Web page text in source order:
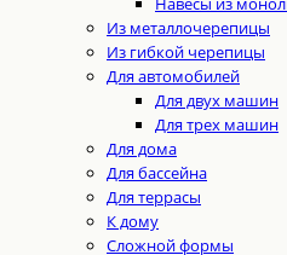
Из металлочерепицы
Из гибкой черепицы
Для автомобилей
Для двух машин
Для трех машин
Для дома
Для бассейна
Для террасы
К дому
Сложной формы